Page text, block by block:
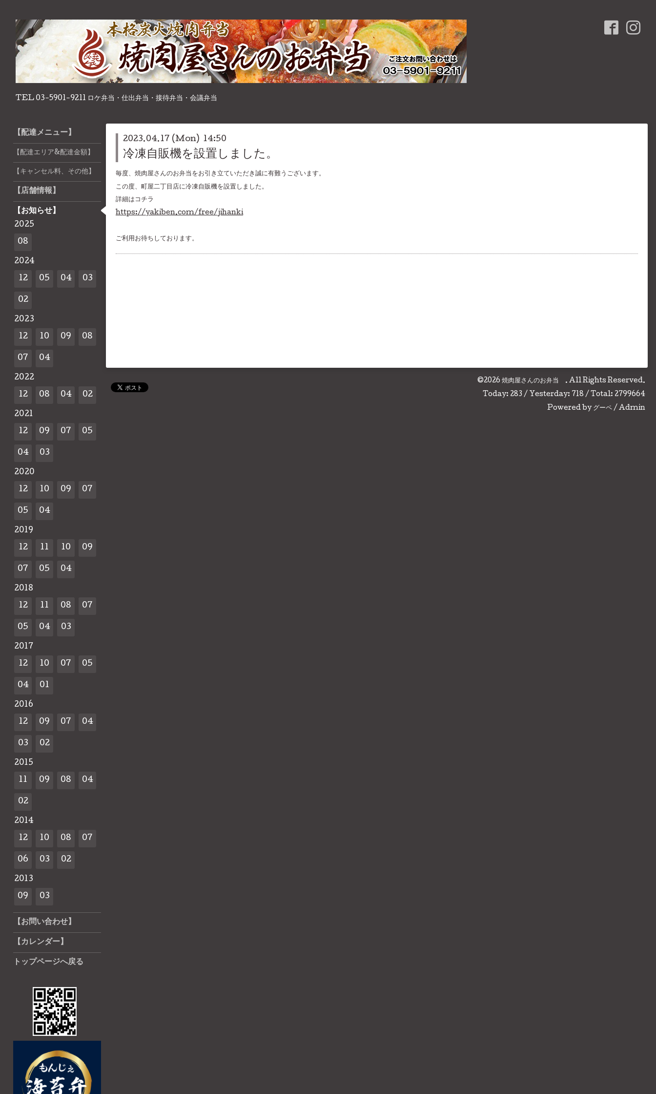
TEL 03-5901-9211 ロケ弁当・仕出弁当・接待弁当・会議弁当
2023.04.17 (Mon) 14:50
冷凍自販機を設置しました。
毎度、焼肉屋さんのお弁当をお引き立ていただき誠に有難うございます。
この度、町屋二丁目店に冷凍自販機を設置しました。
詳細はコチラ
https://yakiben.com/free/jihanki
ご利用お待ちしております。
©2026 焼肉屋さんのお弁当 . All Rights Reserved.
Today: 283 / Yesterday: 718 / Total: 2799664
Powered by グーペ / Admin
【配達メニュー】
【配達エリア&配達金額】
【キャンセル料、その他】
【店舗情報】
【お知らせ】
2025
08
2024
12 05 04 03
02
2023
12 10 09 08
07 04
2022
12 08 04 02
2021
12 09 07 05
04 03
2020
12 10 09 07
05 04
2019
12 11 10 09
07 05 04
2018
12 11 08 07
05 04 03
2017
12 10 07 05
04 01
2016
12 09 07 04
03 02
2015
11 09 08 04
02
2014
12 10 08 07
06 03 02
2013
09 03
【お問い合わせ】
【カレンダー】
トップページへ戻る